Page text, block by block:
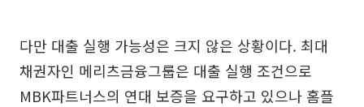
다만 대출 실행 가능성은 크지 않은 상황이다. 최대
채권자인 메리츠금융그룹은 대출 실행 조건으로
MBK파트너스의 연대 보증을 요구하고 있으나 홈플